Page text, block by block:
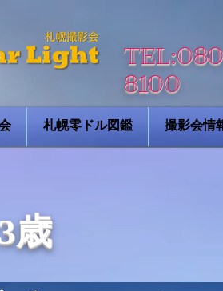
8100
札幌零ドル図鑑 撮影会情
歳